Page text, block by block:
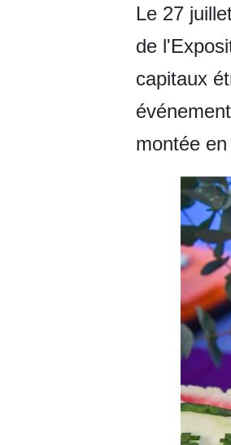
Le 27
de
capitaux
montée